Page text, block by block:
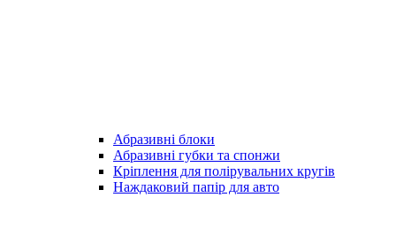
Абразивні блоки
Абразивні губки та спонжи
Кріплення для полірувальних кругів
Наждаковий папір для авто